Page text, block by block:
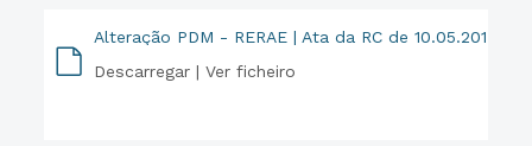
Alteração PDM - RERAE | Ata da RC de 10.05.2017
Descarregar |Ver ficheiro